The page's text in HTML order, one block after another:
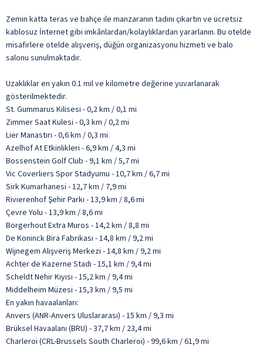
Zemin katta teras ve bahçe ile manzaranın tadını çıkartın ve ücretsiz
kablosuz İnternet gibi imkânlardan/kolaylıklardan yararlanın. Bu otelde
misafirlere otelde alışveriş, düğün organizasyonu hizmeti ve balo
salonu sunulmaktadır.
Uzaklıklar en yakın 0.1 mil ve kilometre değerine yuvarlanarak
gösterilmektedir.
St. Gummarus Kilisesi - 0,2 km / 0,1 mi
Zimmer Saat Kulesi - 0,3 km / 0,2 mi
Lier Manastırı - 0,6 km / 0,3 mi
Azelhof At Etkinlikleri - 6,9 km / 4,3 mi
Bossenstein Golf Club - 9,1 km / 5,7 mi
Vic Coverliers Spor Stadyumu - 10,7 km / 6,7 mi
Sirk Kumarhanesi - 12,7 km / 7,9 mi
Rivierenhof Şehir Parkı - 13,9 km / 8,6 mi
Çevre Yolu - 13,9 km / 8,6 mi
Borgerhout Extra Muros - 14,2 km / 8,8 mi
De Koninck Bira Fabrikası - 14,8 km / 9,2 mi
Wijnegem Alışveriş Merkezi - 14,8 km / 9,2 mi
Achter de Kazerne Stadı - 15,1 km / 9,4 mi
Scheldt Nehir Kıyısı - 15,2 km / 9,4 mi
Middelheim Müzesi - 15,3 km / 9,5 mi
En yakın havaalanları:
Anvers (ANR-Anvers Uluslararası) - 15 km / 9,3 mi
Brüksel Havaalanı (BRU) - 37,7 km / 23,4 mi
Charleroi (CRL-Brussels South Charleroi) - 99,6 km / 61,9 mi